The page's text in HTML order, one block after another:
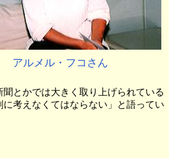
アルメル・フコさん
とかでは大きく取り上げられている
考えなくてはならない」と語ってい